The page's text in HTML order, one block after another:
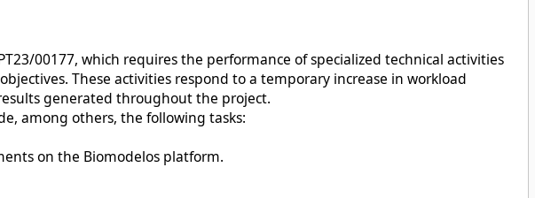
00177, which requires the performance of specialized technical activities
These activities respond to a temporary increase in workload
generated throughout the project.
among others, the following tasks:
on the Biomodelos platform.